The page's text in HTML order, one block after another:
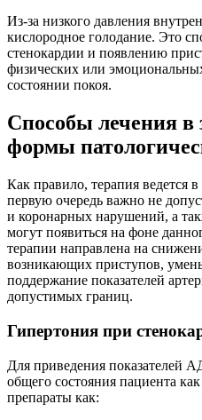
Из-за низкого давления
кислородное голодание. Это
стенокардии и появлению
физических или
состоянии покоя.
Способы лечения в
формы
Как правило, терапия ведется
первую очередь важно не
и коронарных нарушений, а
могут появиться на фоне
терапии направлена на
возникающих приступов,
поддержание показателей
допустимых границ.
Гипертония при
Для приведения показателей
общего состояния пациента
препараты как: